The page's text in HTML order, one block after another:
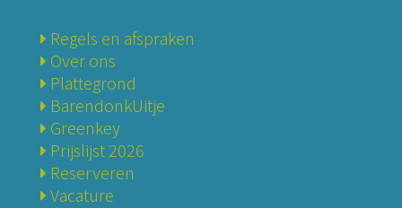
Regels en afspraken
Over ons
Plattegrond
BarendonkUitje
Greenkey
Prijslijst 2026
Reserveren
Vacature